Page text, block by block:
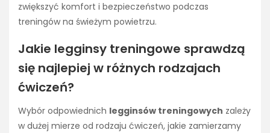
zwiększyć komfort i bezpieczeństwo podczas
treningów na świeżym powietrzu.
Jakie legginsy treningowe sprawdzą
się najlepiej w różnych rodzajach
ćwiczeń?
Wybór odpowiednich legginsów treningowych zależy
w dużej mierze od rodzaju ćwiczeń, jakie zamierzamy